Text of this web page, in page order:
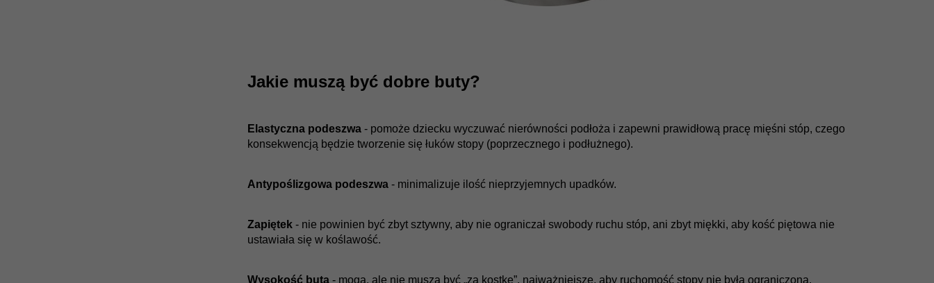
Jakie muszą być dobre buty?
Elastyczna podeszwa - pomoże dziecku wyczuwać nierówności podłoża i zapewni prawidłową pracę mięśni stóp, czego
konsekwencją będzie tworzenie się łuków stopy (poprzecznego i podłużnego).
Antypoślizgowa podeszwa - minimalizuje ilość nieprzyjemnych upadków.
Zapiętek - nie powinien być zbyt sztywny, aby nie ograniczał swobody ruchu stóp, ani zbyt miękki, aby kość piętowa nie
ustawiała się w koślawość.
Wysokość buta - mogą, ale nie muszą być „za kostkę”, najważniejsze, aby ruchomość stopy nie była ograniczona.